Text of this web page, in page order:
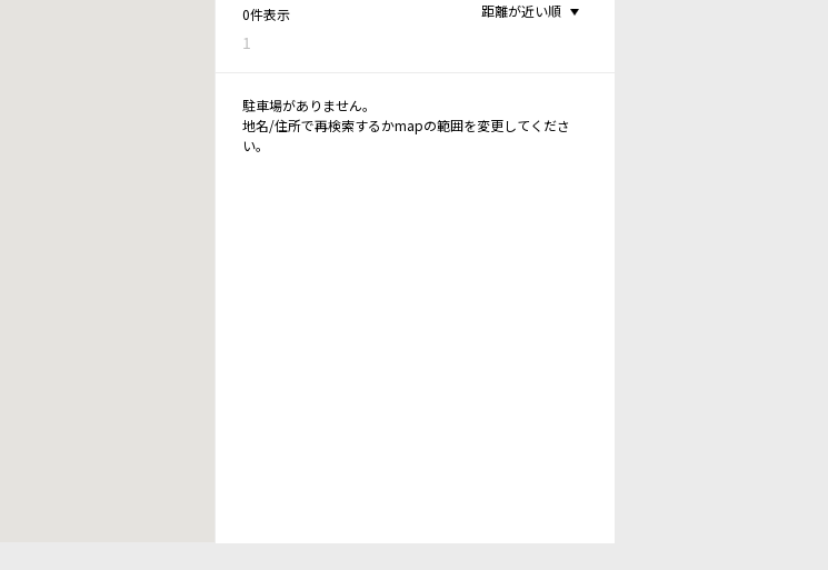
0件表示
1
距離が近い順
駐車場がありません。
地名/住所で再検索するかmapの範囲を変更してくださ
い。